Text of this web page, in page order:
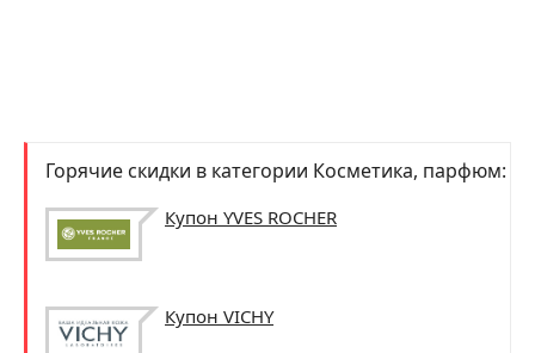
Горячие скидки в категории Косметика, парфюм:
Купон YVES ROCHER
Купон VICHY